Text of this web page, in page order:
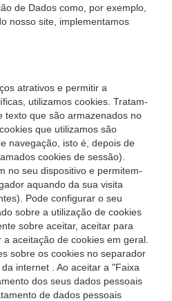
de Dados como, por exemplo,
nosso site, implementamos
atrativos e permitir a
utilizamos cookies. Tratam-
texto que são armazenados no
que utilizamos são
navegação, isto é, depois de
cookies de sessão).
no seu dispositivo e permitem-
aquando da sua visita
Pode configurar o seu
sobre a utilização de cookies
sobre aceitar, aceitar para
aceitação de cookies em geral.
sobre os cookies no separador
internet . Ao aceitar a "Faixa
dos seus dados pessoais
de dados pessoais